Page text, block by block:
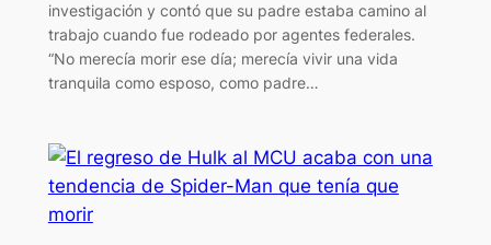
investigación y contó que su padre estaba camino al
trabajo cuando fue rodeado por agentes federales.
“No merecía morir ese día; merecía vivir una vida
tranquila como esposo, como padre…